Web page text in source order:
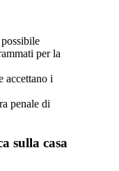
per la
accettano i
penale di
sulla casa